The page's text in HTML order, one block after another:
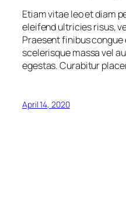
Kevin
Smith
Etiam vitae leo et diam
eleifend ultricies risus,
Praesent finibus congue
scelerisque massa vel
egestas. Curabitur
April 14, 2020